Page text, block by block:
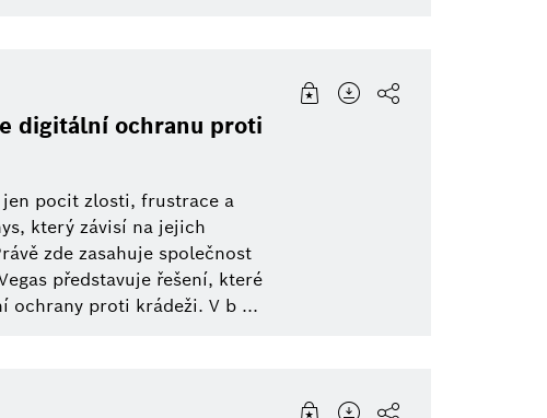
digitální ochranu proti
jen pocit zlosti, frustrace a
který závisí na jejich
zde zasahuje společnost
představuje řešení, které
ochrany proti krádeži. V b ...